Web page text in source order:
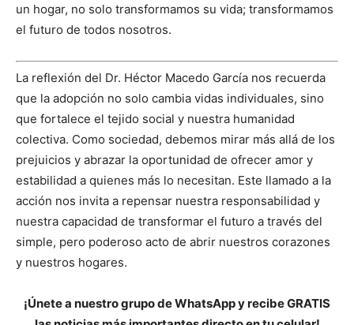
un hogar, no solo transformamos su vida; transformamos
el futuro de todos nosotros.
La reflexión del Dr. Héctor Macedo García nos recuerda
que la adopción no solo cambia vidas individuales, sino
que fortalece el tejido social y nuestra humanidad
colectiva. Como sociedad, debemos mirar más allá de los
prejuicios y abrazar la oportunidad de ofrecer amor y
estabilidad a quienes más lo necesitan. Este llamado a la
acción nos invita a repensar nuestra responsabilidad y
nuestra capacidad de transformar el futuro a través del
simple, pero poderoso acto de abrir nuestros corazones
y nuestros hogares.
¡Únete a nuestro grupo de WhatsApp y recibe GRATIS